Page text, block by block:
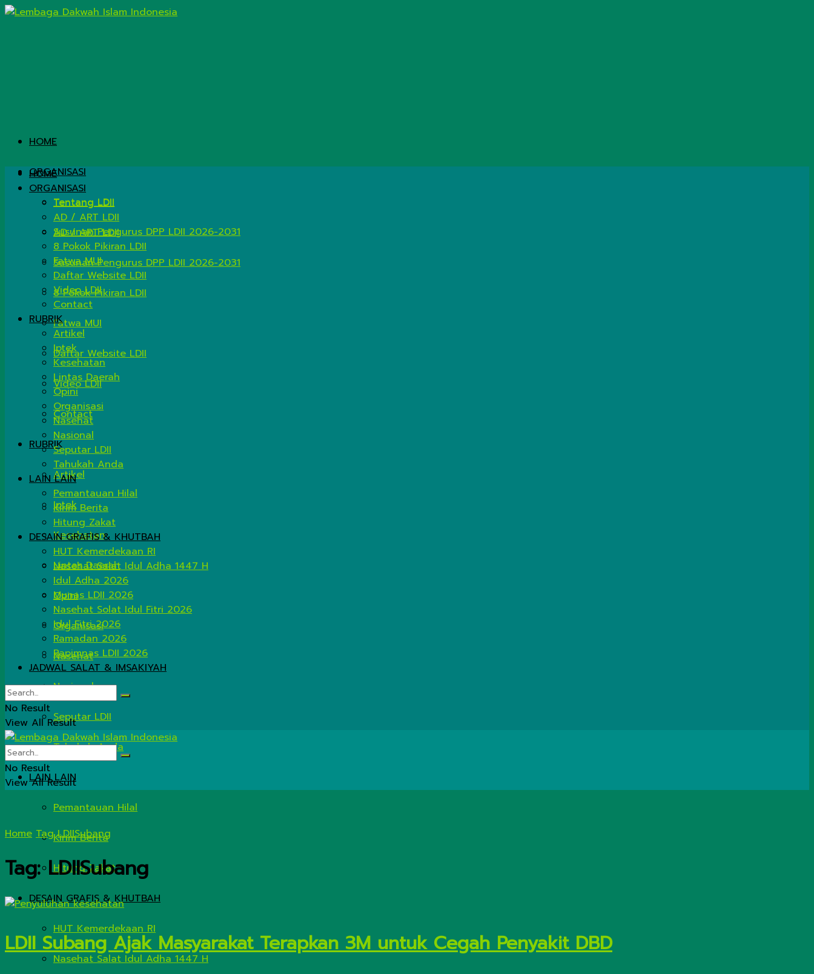
HOME
ORGANISASI
Tentang LDII
AD / ART LDII
Susunan Pengurus DPP LDII 2026-2031
8 Pokok Pikiran LDII
Fatwa MUI
Daftar Website LDII
Video LDII
Contact
RUBRIK
Artikel
Iptek
Kesehatan
Lintas Daerah
Opini
Organisasi
Nasehat
Nasional
Seputar LDII
Tahukah Anda
LAIN LAIN
Pemantauan Hilal
Kirim Berita
Hitung Zakat
DESAIN GRAFIS & KHUTBAH
HUT Kemerdekaan RI
Nasehat Salat Idul Adha 1447 H
HOME
ORGANISASI
Tentang LDII
AD / ART LDII
Susunan Pengurus DPP LDII 2026-2031
8 Pokok Pikiran LDII
Fatwa MUI
Daftar Website LDII
Video LDII
Contact
RUBRIK
Artikel
Iptek
Kesehatan
Lintas Daerah
Opini
Organisasi
Nasehat
Nasional
Seputar LDII
Tahukah Anda
LAIN LAIN
Pemantauan Hilal
Kirim Berita
Hitung Zakat
DESAIN GRAFIS & KHUTBAH
HUT Kemerdekaan RI
Nasehat Salat Idul Adha 1447 H
Idul Adha 2026
Munas LDII 2026
Nasehat Solat Idul Fitri 2026
Idul Fitri 2026
Ramadan 2026
Rapimnas LDII 2026
JADWAL SALAT & IMSAKIYAH
No Result
View All Result
No Result
View All Result
Home Tag LDIISubang
Tag:LDIISubang
LDII Subang Ajak Masyarakat Terapkan 3M untuk Cegah Penyakit DBD